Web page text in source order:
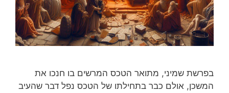
בפרשת שמיני, מתואר הטכס המרשים בו חנכו את
המשכן, אולם כבר בתחילתו של הטכס נפל דבר שהעיב